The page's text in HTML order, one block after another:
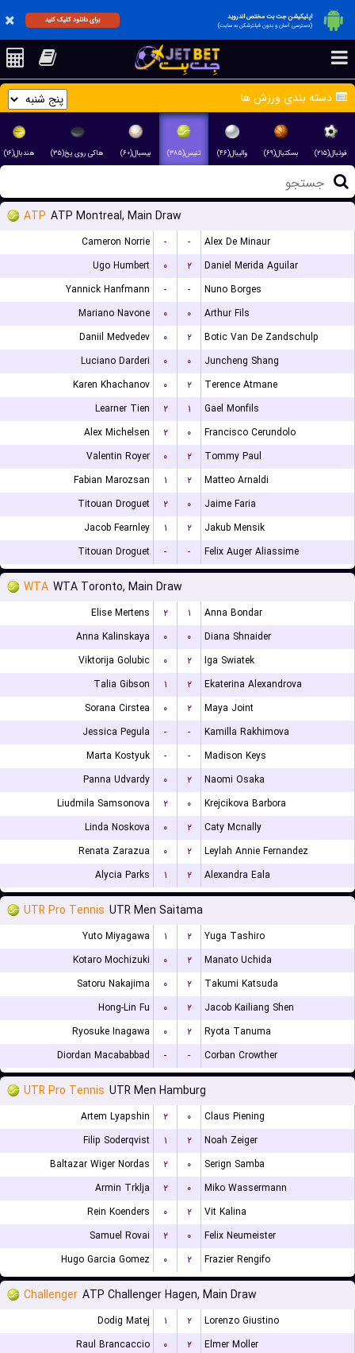
اپلیکیشن جت بت مختص اندروید
(دسترسی آسان و بدون فیلترشکن به سایت)
برای دانلود کلیک کنید
دسته بندی ورزش ها
فوتبال(۲۱۵) بسکتبال(۶۹) والیبال(۴۶) تنیس(۳۸۵) بیسبال(۶۰) هاکی روی یخ(۳۵) هندبال(۱۶)
ATP ATP Montreal, Main Draw
Cameron Norrie - -
Alex De Minaur
Ugo Humbert
۰ ۲
Daniel Merida Aguilar
Yannick Hanfmann
- -
Nuno Borges
Mariano Navone
۰ ۰
Arthur Fils
Daniil Medvedev
۰ ۲
Botic Van De Zandschulp
Luciano Darderi
۰ ۰
Juncheng Shang
Karen Khachanov
۰ ۲
Terence Atmane
Learner Tien
۲ ۱
Gael Monfils
Alex Michelsen
۲ ۰
Francisco Cerundolo
Valentin Royer
۰ ۲
Tommy Paul
Fabian Marozsan
۱ ۲
Matteo Arnaldi
Titouan Droguet
۲ ۰
Jaime Faria
Jacob Fearnley
۱ ۲
Jakub Mensik
Titouan Droguet
- - Felix Auger Aliassime
WTA WTA Toronto, Main Draw
Elise Mertens ۲ ۱
Anna Bondar
Anna Kalinskaya
۰ ۰
Diana Shnaider
Viktorija Golubic
۰ ۲
Iga Swiatek
Talia Gibson
۱ ۲
Ekaterina Alexandrova
Sorana Cirstea
۰ ۲
Maya Joint
Jessica Pegula
- -
Kamilla Rakhimova
Marta Kostyuk
- -
Madison Keys
Panna Udvardy
۰ ۲
Naomi Osaka
Liudmila Samsonova
۲ ۰
Krejcikova Barbora
Linda Noskova
۰ ۲
Caty Mcnally
Renata Zarazua
۰ ۲
Leylah Annie Fernandez
Alycia Parks
۱ ۲ Alexandra Eala
UTR Pro Tennis UTR Men Saitama
Yuto Miyagawa ۱ ۲
Yuga Tashiro
Kotaro Mochizuki
۰ ۲
Manato Uchida
Satoru Nakajima
۰ ۲
Takumi Katsuda
Hong-Lin Fu
۰ ۲
Jacob Kailiang Shen
Ryosuke Inagawa
۰ ۲
Ryota Tanuma
Diordan Macababbad
- - Corban Crowther
UTR Pro Tennis UTR Men Hamburg
Artem Lyapshin ۲ ۰
Claus Piening
Filip Soderqvist
۱ ۲
Noah Zeiger
Baltazar Wiger Nordas
۲ ۰
Serign Samba
Armin Trklja
۲ ۰
Miko Wassermann
Rein Koenders
۰ ۲
Vit Kalina
Samuel Rovai
۲ ۰
Felix Neumeister
Hugo Garcia Gomez
۰ ۲ Frazier Rengifo
Challenger ATP Challenger Hagen, Main Draw
Dodig Matej ۱ ۲
Lorenzo Giustino
Raul Brancaccio
۰ ۲
Elmer Moller